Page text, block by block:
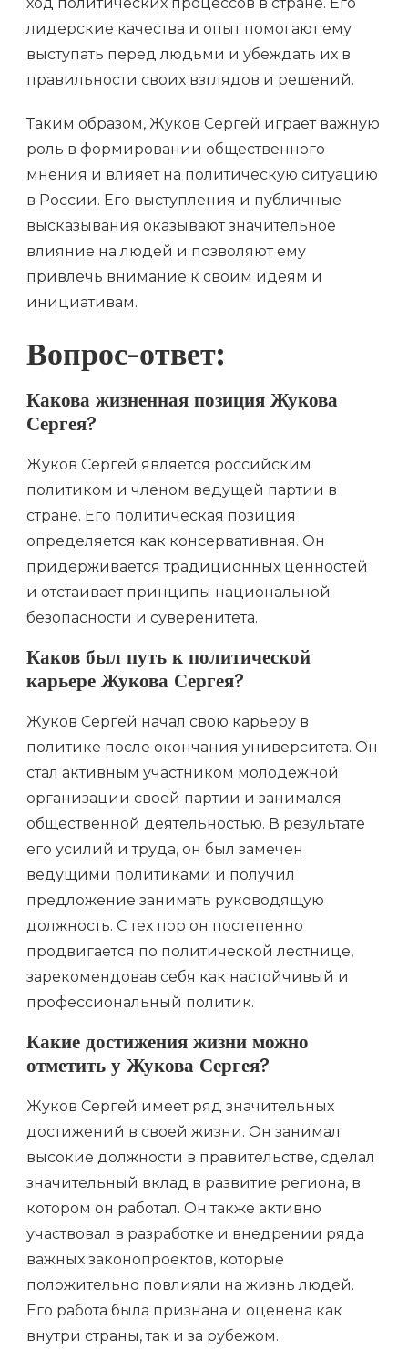
ход политических процессов в стране. Его
лидерские качества и опыт помогают ему
выступать перед людьми и убеждать их в
правильности своих взглядов и решений.
Таким образом, Жуков Сергей играет важную
роль в формировании общественного
мнения и влияет на политическую ситуацию
в России. Его выступления и публичные
высказывания оказывают значительное
влияние на людей и позволяют ему
привлечь внимание к своим идеям и
инициативам.
Вопрос-ответ:
Какова жизненная позиция Жукова
Сергея?
Жуков Сергей является российским
политиком и членом ведущей партии в
стране. Его политическая позиция
определяется как консервативная. Он
придерживается традиционных ценностей
и отстаивает принципы национальной
безопасности и суверенитета.
Каков был путь к политической
карьере Жукова Сергея?
Жуков Сергей начал свою карьеру в
политике после окончания университета. Он
стал активным участником молодежной
организации своей партии и занимался
общественной деятельностью. В результате
его усилий и труда, он был замечен
ведущими политиками и получил
предложение занимать руководящую
должность. С тех пор он постепенно
продвигается по политической лестнице,
зарекомендовав себя как настойчивый и
профессиональный политик.
Какие достижения жизни можно
отметить у Жукова Сергея?
Жуков Сергей имеет ряд значительных
достижений в своей жизни. Он занимал
высокие должности в правительстве, сделал
значительный вклад в развитие региона, в
котором он работал. Он также активно
участвовал в разработке и внедрении ряда
важных законопроектов, которые
положительно повлияли на жизнь людей.
Его работа была признана и оценена как
внутри страны, так и за рубежом.